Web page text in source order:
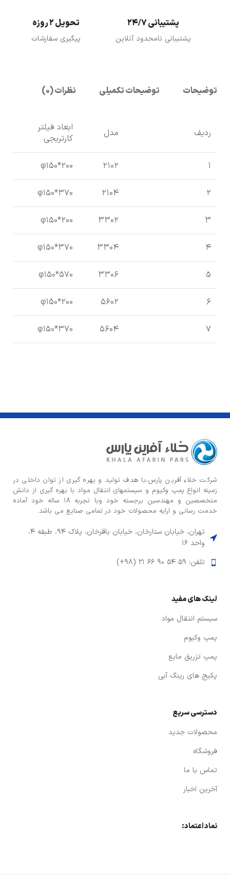
پشتیبانی 24/7
پشتیبانی نامحدود آنلاین
تحویل 2 روزه
پیگیری سفارشات
توضیحات توضیحات تکمیلی نظرات (0)
ردیف مدل
ابعاد فیلتر
کارتریجی
1
2102
φ150*200
2
2104
φ150*370
3
3302
φ150*200
4
3304
φ150*370
5
3306
φ150*570
6
5602
φ150*200
7
5604
φ150*370
شركت خلاء آفرین پارس،با هدف توليد و بهره گيری از توان داخلی در
زمينه انواع پمپ وكيوم و سیستمهای انتقال مواد با بهره گيری از دانش
متخصصين و مهندسين برجسته خود وبا تجربه ۱۸ ساله خود آماده
خدمت رسانی و ارایه محصولات خود در تمامی صنایع می باشد.
تهران، خیابان ستارخان، خیابان باقرخان، پلاک ۹۴، طبقه ۴،
واحد ۱۶
تلفن: ۵۹ ۵۴ ۹۰ ۶۶ ۲۱ (۹۸+)
لینک های مفید
سیستم انتقال مواد
پمپ وکیوم
پمپ تزریق مایع
پکیج های رینگ آبی
دسترسی سریع
محصولات جدید
فروشگاه
تماس با ما
آخرین اخبار
نماد اعتماد: